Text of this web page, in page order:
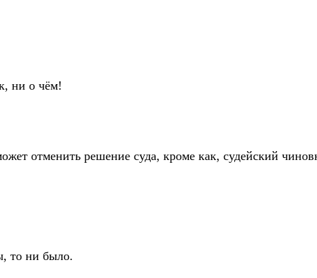
ни о чём!
решение суда, кроме как, судейский
то ни было.